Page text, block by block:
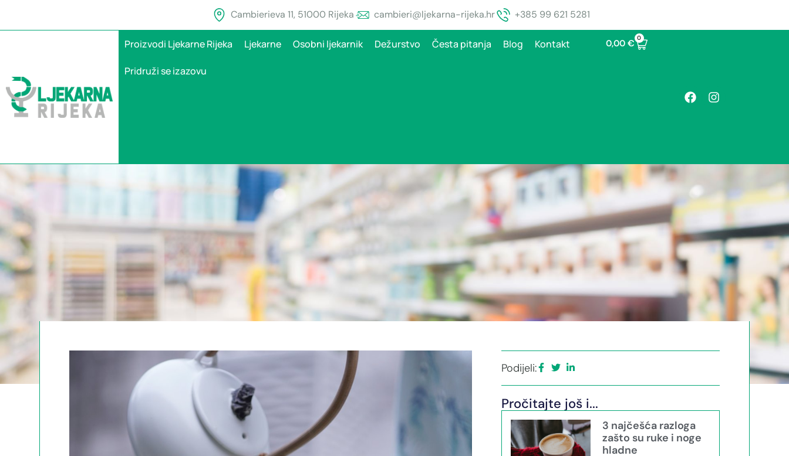
Cambierieva 11, 51000 Rijeka cambieri@ljekarna-rijeka.hr +385 99 621 5281
Proizvodi Ljekarne Rijeka Ljekarne Osobni ljekarnik Dežurstvo Česta pitanja Blog Kontakt
Pridruži se izazovu
0,00 € 0
Podijeli:
Pročitajte još i...
3 najčešća razloga
zašto su ruke i noge
hladne